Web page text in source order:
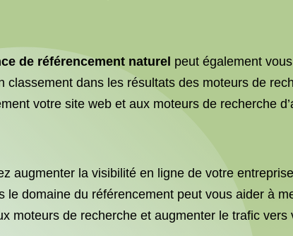
de référencement naturel peut également
classement dans les résultats des moteurs de
votre site web et aux moteurs de recherche
augmenter la visibilité en ligne de votre
le domaine du référencement peut vous aider à
moteurs de recherche et augmenter le trafic vers